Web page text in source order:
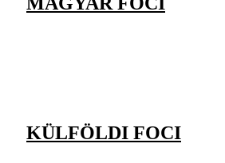
KÜLFÖLDI FOCI